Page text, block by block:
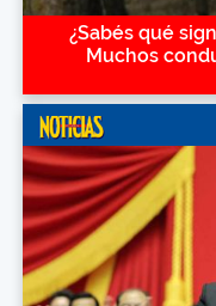
¿Sabés qué
Muchos